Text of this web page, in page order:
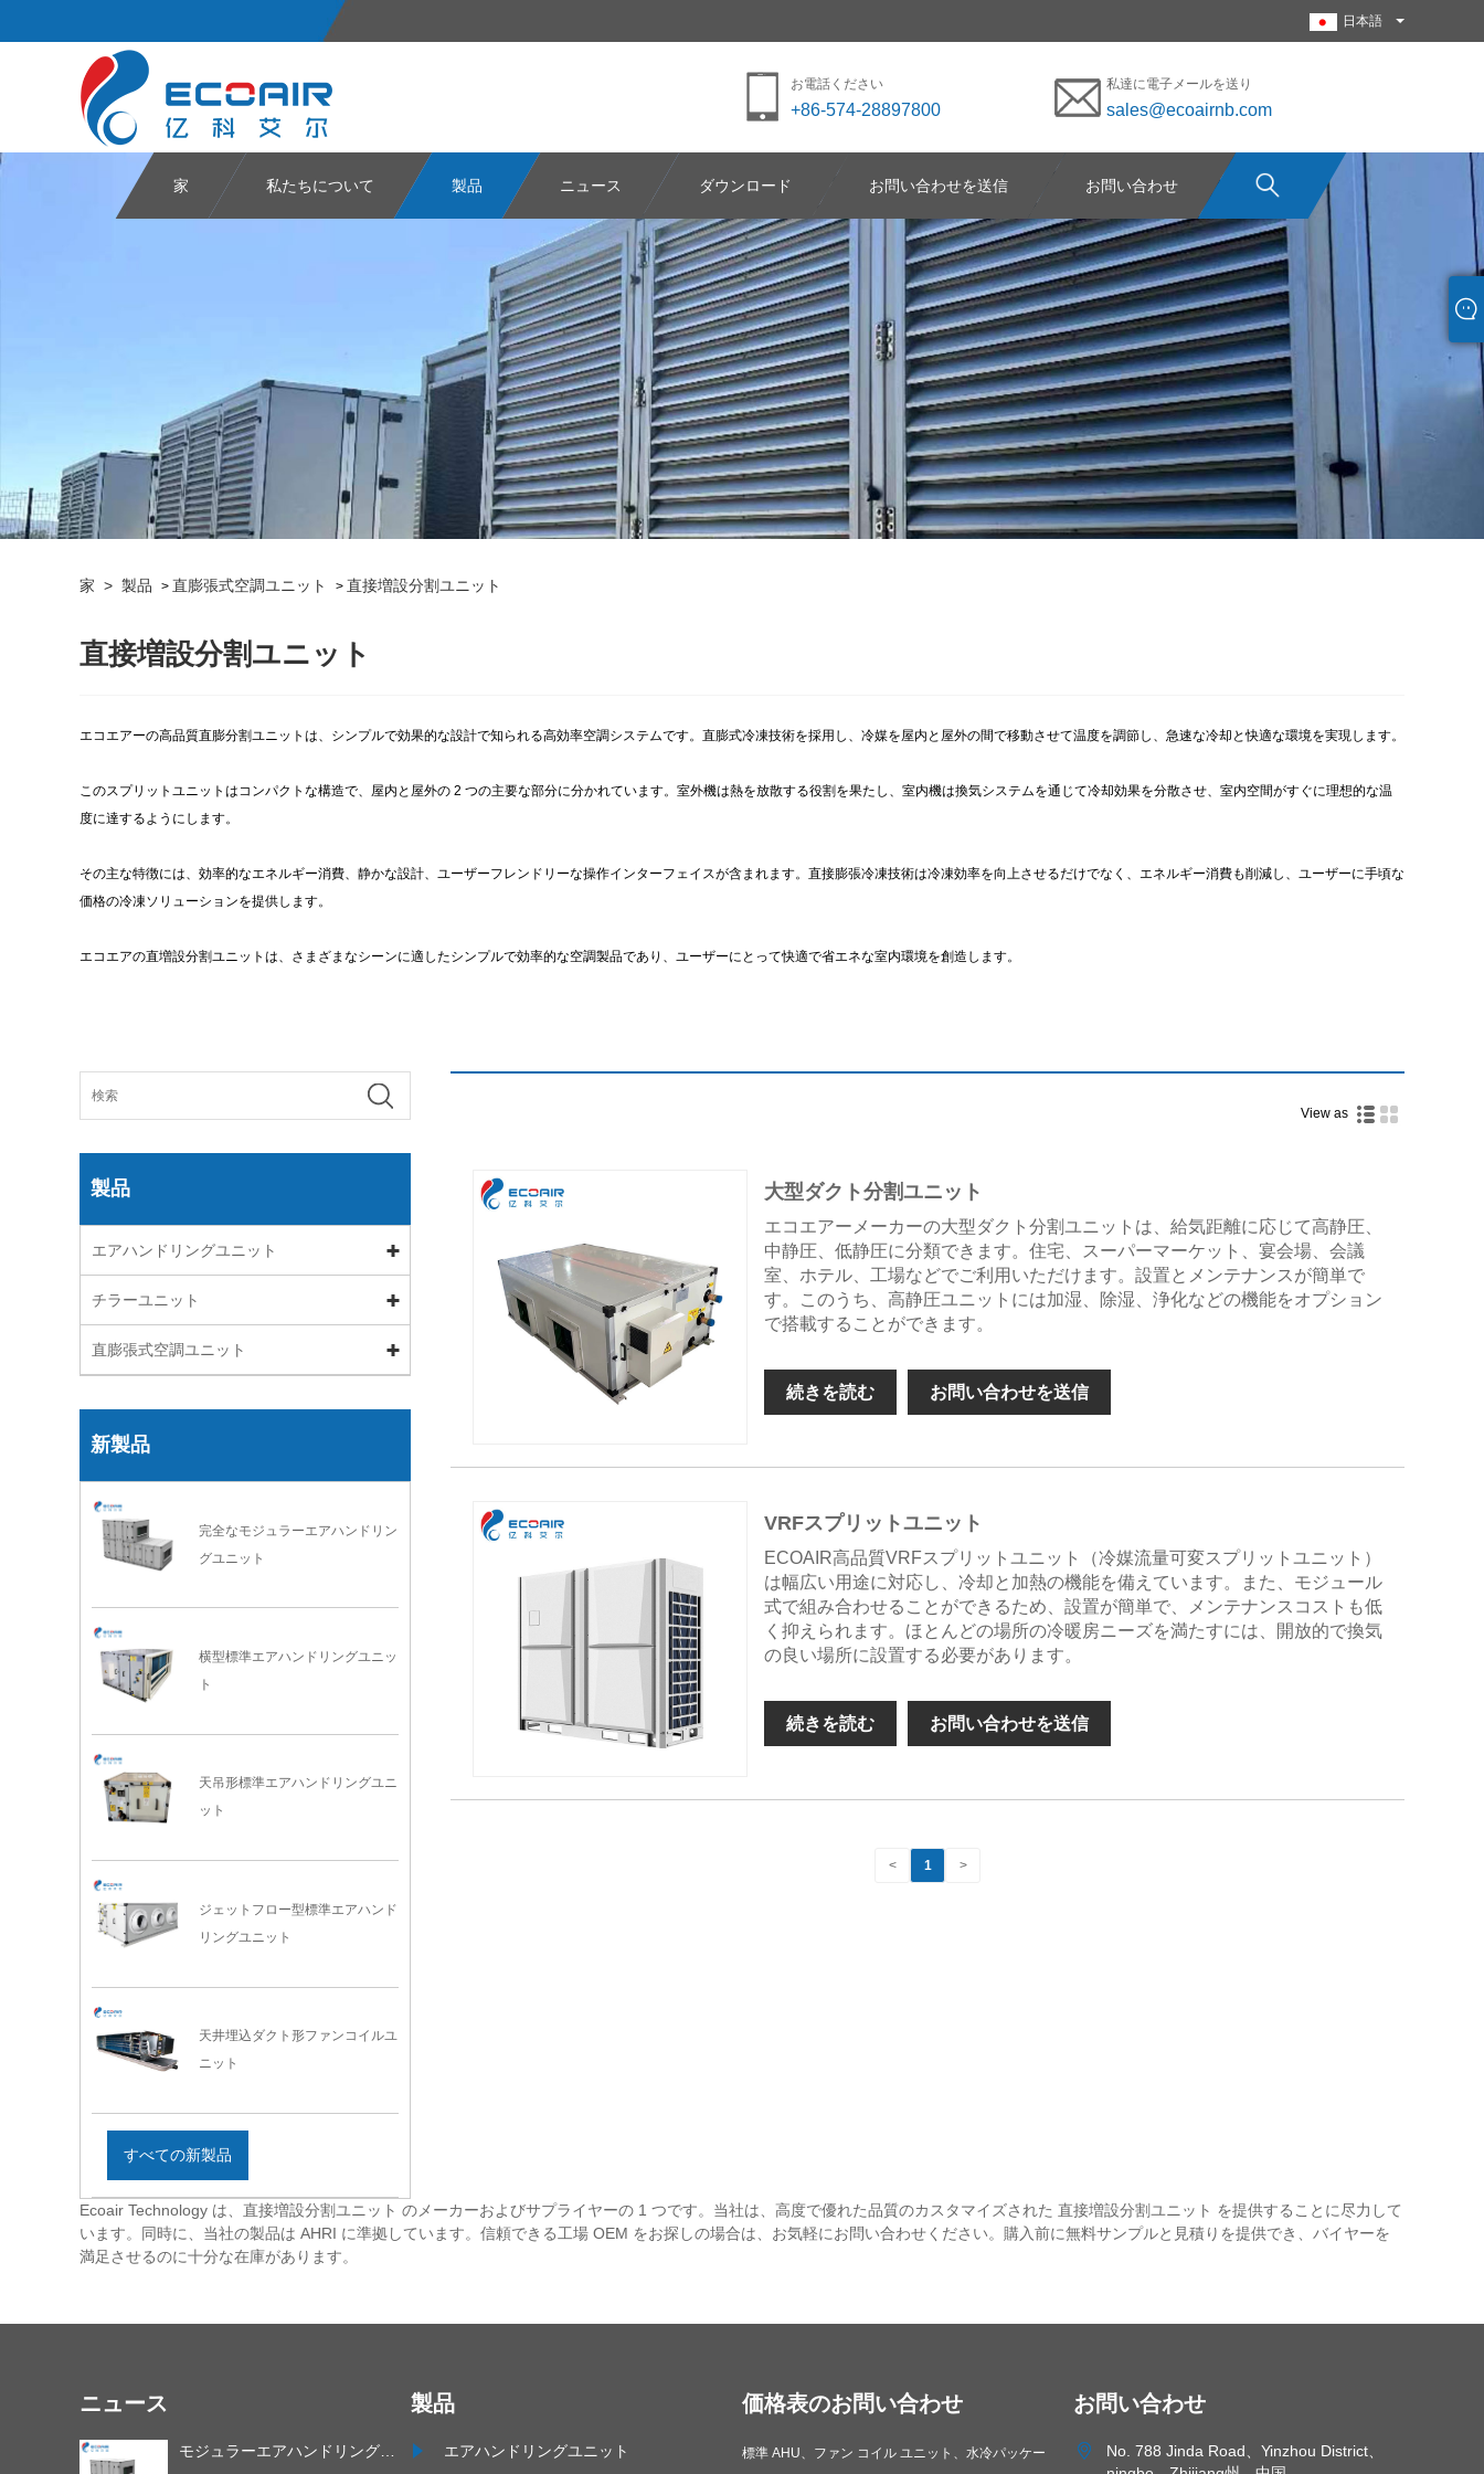
日本語
お電話ください
+86-574-28897800
私達に電子メールを送り
sales@ecoairnb.com
家 私たちについて 製品 ニュース ダウンロード お問い合わせを送信 お問い合わせ
家 > 製品 > 直膨張式空調ユニット > 直接増設分割ユニット
直接増設分割ユニット
エコエアーの高品質直膨分割ユニットは、シンプルで効果的な設計で知られる高効率空調システムです。直膨式冷凍技術を採用し、冷媒を屋内と屋外の間で移動させて温度を調節し、急速な冷却と快適な環境を実現します。
このスプリットユニットはコンパクトな構造で、屋内と屋外の 2 つの主要な部分に分かれています。室外機は熱を放散する役割を果たし、室内機は換気システムを通じて冷却効果を分散させ、室内空間がすぐに理想的な温
度に達するようにします。
その主な特徴には、効率的なエネルギー消費、静かな設計、ユーザーフレンドリーな操作インターフェイスが含まれます。直接膨張冷凍技術は冷凍効率を向上させるだけでなく、エネルギー消費も削減し、ユーザーに手頃な
価格の冷凍ソリューションを提供します。
エコエアの直増設分割ユニットは、さまざまなシーンに適したシンプルで効率的な空調製品であり、ユーザーにとって快適で省エネな室内環境を創造します。
製品
エアハンドリングユニット
チラーユニット
直膨張式空調ユニット
新製品
完全なモジュラーエアハンドリン
グユニット
横型標準エアハンドリングユニッ
ト
天吊形標準エアハンドリングユニ
ット
ジェットフロー型標準エアハンド
リングユニット
天井埋込ダクト形ファンコイルユ
ニット
すべての新製品
View as
大型ダクト分割ユニット
エコエアーメーカーの大型ダクト分割ユニットは、給気距離に応じて高静圧、
中静圧、低静圧に分類できます。住宅、スーパーマーケット、宴会場、会議
室、ホテル、工場などでご利用いただけます。設置とメンテナンスが簡単で
す。このうち、高静圧ユニットには加湿、除湿、浄化などの機能をオプション
で搭載することができます。
続きを読む お問い合わせを送信
VRFスプリットユニット
ECOAIR高品質VRFスプリットユニット（冷媒流量可変スプリットユニット）
は幅広い用途に対応し、冷却と加熱の機能を備えています。また、モジュール
式で組み合わせることができるため、設置が簡単で、メンテナンスコストも低
く抑えられます。ほとんどの場所の冷暖房ニーズを満たすには、開放的で換気
の良い場所に設置する必要があります。
続きを読む お問い合わせを送信
< 1 >
Ecoair Technology は、直接増設分割ユニット のメーカーおよびサプライヤーの 1 つです。当社は、高度で優れた品質のカスタマイズされた 直接増設分割ユニット を提供することに尽力して
います。同時に、当社の製品は AHRI に準拠しています。信頼できる工場 OEM をお探しの場合は、お気軽にお問い合わせください。購入前に無料サンプルと見積りを提供でき、バイヤーを
満足させるのに十分な在庫があります。
ニュース
モジュラーエアハンドリングユ
垂直型標準空気処理ユニットを
モジュラーエアハンドリングユ
垂直型標準空気処理ユニットを
製品
エアハンドリングユニット
価格表のお問い合わせ
標準 AHU、ファン コイル ユニット、水冷パッケー
お問い合わせ
No. 788 Jinda Road、Yinzhou District、